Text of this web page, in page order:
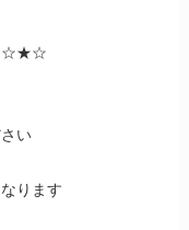
い
ります